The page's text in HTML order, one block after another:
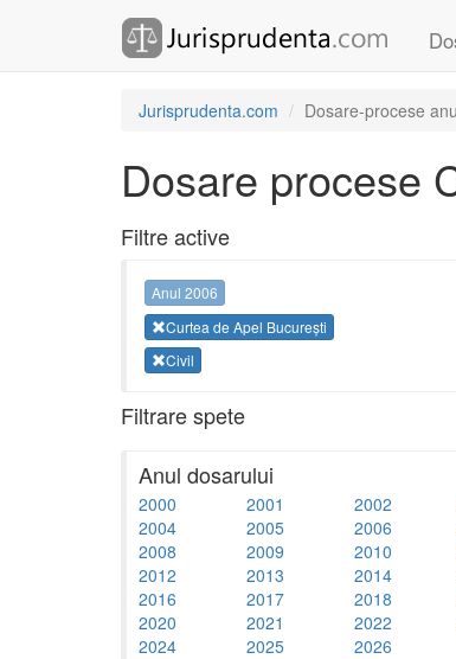
Jurisprudenta.com Dosare-procese
Dosare procese
Filtre active
Anul 2006
Curtea de Apel București
Civil
Filtrare spete
Anul dosarului
2000 2001 2002
2004
2005 2006
2008
2009 2010
2012
2013 2014
2016
2017 2018
2020
2021 2022
2024
2025 2026